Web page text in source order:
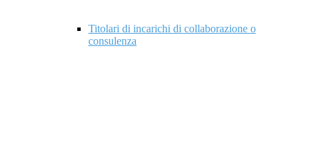
Titolari di incarichi di collaborazione o
consulenza